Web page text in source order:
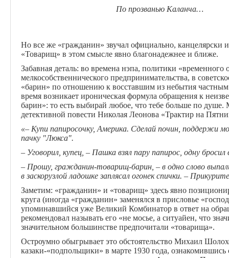
По прозванью Каланча…
Но все же «гражданин» звучал официально, канцелярски
«Товарищ» в этом смысле явно благонадежнее и ближе.
Забавная деталь: во времена нэпа, политики «временного
мелкособственнического предпринимательства, в
«барин» по отношению к восставшим из небытия
время возникает ироническая формула обращения к
барин»: то есть выбирай любое, что тебе больше по
детективной повести Николая Леонова «Трактир на
«– Купи папиросочку, Америка. Сделай почин, поддержи
пачку "Люкса".
– Уговорил, купец, – Пашка взял пару папирос, одну
– Прошу, гражданин-товарищ-барин, – в одно слово
в заскорузлой ладошке заплясал огонек спички. –
Заметим: «гражданин» и «товарищ» здесь явно
круга (иногда «гражданин» заменялся в присловье
упоминавшийся уже Великий Комбинатор в ответ на
рекомендовал называть его «не мосье, а ситуайен, что
значительном большинстве предпочитали «товарища».
Остроумно обыгрывает это обстоятельство Михаил
казаки-«подпольщики» в марте 1930 года,